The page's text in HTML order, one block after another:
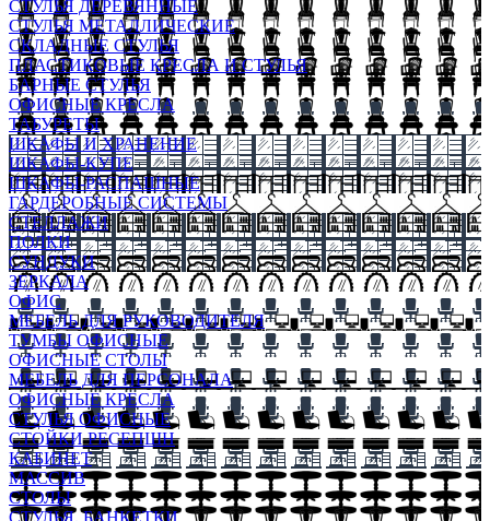
СТУЛЬЯ ДЕРЕВЯННЫЕ
СТУЛЬЯ МЕТАЛЛИЧЕСКИЕ
СКЛАДНЫЕ СТУЛЬЯ
ПЛАСТИКОВЫЕ КРЕСЛА И СТУЛЬЯ
БАРНЫЕ СТУЛЬЯ
ОФИСНЫЕ КРЕСЛА
ТАБУРЕТЫ
ШКАФЫ И ХРАНЕНИЕ
ШКАФЫ-КУПЕ
ШКАФЫ-РАСПАШНЫЕ
ГАРДЕРОБНЫЕ СИСТЕМЫ
СТЕЛЛАЖИ
ПОЛКИ
СУНДУКИ
ЗЕРКАЛА
ОФИС
МЕБЕЛЬ ДЛЯ РУКОВОДИТЕЛЯ
ТУМБЫ ОФИСНЫЕ
ОФИСНЫЕ СТОЛЫ
МЕБЕЛЬ ДЛЯ ПЕРСОНАЛА
ОФИСНЫЕ КРЕСЛА
СТУЛЬЯ ОФИСНЫЕ
СТОЙКИ РЕСЕПШН
КАБИНЕТ
МАССИВ
СТОЛЫ